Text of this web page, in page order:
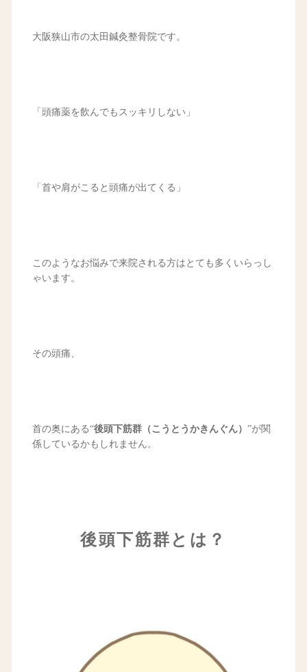
大阪狭山市の太田鍼灸整骨院です。
「頭痛薬を飲んでもスッキリしない」
「首や肩がこると頭痛が出てくる」
このようなお悩みで来院される方はとても多くいらっし
ゃいます。
その頭痛、
首の奥にある“後頭下筋群（こうとうかきんぐん） ”が関
係しているかもしれません。
後頭下筋群とは？